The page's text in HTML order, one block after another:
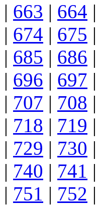
| 663 | 664 |
| 674 | 675 |
| 685 | 686 |
| 696 | 697 |
| 707 | 708 |
| 718 | 719 |
| 729 | 730 |
| 740 | 741 |
| 751 | 752 |